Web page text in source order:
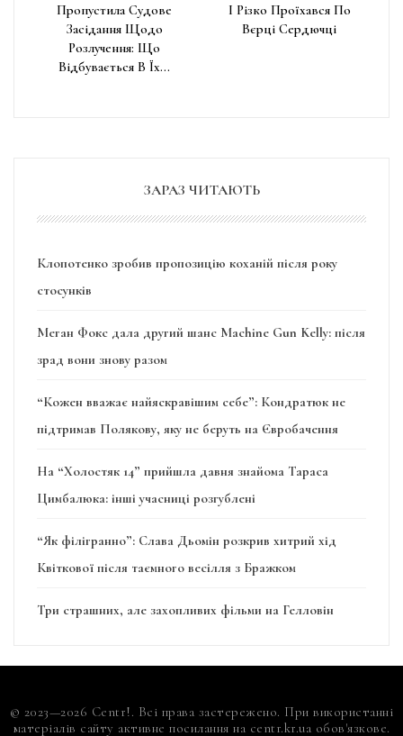
Пропустила Судове
Засідання Щодо
Розлучення: Що
Відбувається В Їх…
І Різко Проїхався По
Вєрці Сердючці
ЗАРАЗ ЧИТАЮТЬ
Клопотенко зробив пропозицію коханій після року
стосунків
Меган Фокс дала другий шанс Machine Gun Kelly: після
зрад вони знову разом
“Кожен вважає найяскравішим себе”: Кондратюк не
підтримав Полякову, яку не беруть на Євробачення
На “Холостяк 14” прийшла давня знайома Тараса
Цимбалюка: інші учасниці розгублені
“Як філігранно”: Слава Дьомін розкрив хитрий хід
Квіткової після таємного весілля з Бражком
Три страшних, але захопливих фільми на Гелловін
© 2023—2026 Centr!. Всі права застережено. При використанні
матеріалів сайту активне посилання на centr.kr.ua обов'язкове.